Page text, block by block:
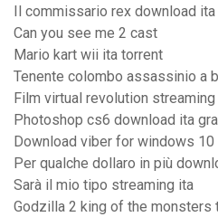
Il commissario rex download ita
Can you see me 2 cast
Mario kart wii ita torrent
Tenente colombo assassinio a
Film virtual revolution
Photoshop cs6 download ita
Download viber for windows
Per qualche dollaro in più
Sarà il mio tipo streaming ita
Godzilla 2 king of the monsters